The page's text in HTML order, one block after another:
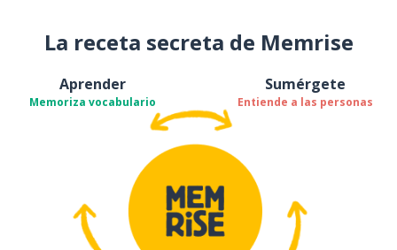
La receta secreta de Memrise
Aprender
Memoriza vocabulario
Sumérgete
Entiende a las personas